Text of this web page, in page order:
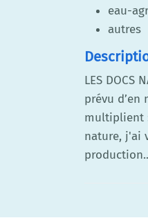
eau-
autres
LES DOCS
prévu
multiplient
nature, j'ai